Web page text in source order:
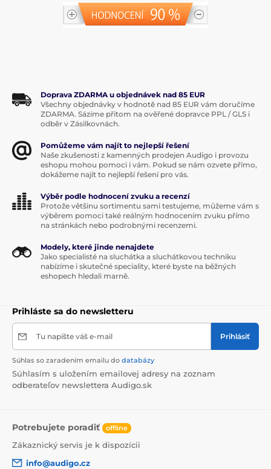
Doprava ZDARMA u objednávek nad 85 EUR
Všechny objednávky v hodnotě nad 85 EUR vám doručíme
ZDARMA. Sázíme přitom na ověřené dopravce PPL / GLS i
odběr v Zásilkovnách.
Pomůžeme vám najít to nejlepší řešení
Naše zkušenosti z kamenných prodejen Audigo i provozu
eshopu mohou pomoci i vám. Pokud se nám ozvete přímo,
dokážeme najít to nejlepší řešení pro vás.
Výběr podle hodnocení zvuku a recenzí
Protože většinu sortimentu sami testujeme, můžeme vám s
výběrem pomoci také reálným hodnocením zvuku přímo
na stránkách nebo podrobnými recenzemi.
Modely, které jinde nenajdete
Jako specialisté na sluchátka a sluchátkovou techniku
nabízíme i skutečné speciality, které byste na běžných
eshopech hledali marně.
Prihláste sa do newsletteru
Tu napíšte váš e-mail Prihlásiť
Súhlas so zaradením emailu do databázy
Súhlasím s uložením emailovej adresy na zoznam
odberateľov newslettera Audigo.sk
Potrebujete poradiť offline
Zákaznický servis je k dispozícii
info@audigo.cz